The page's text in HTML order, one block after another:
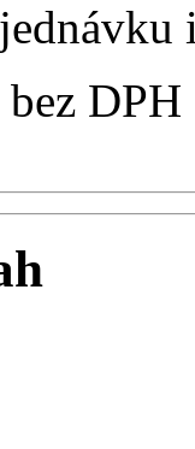
bez DPH